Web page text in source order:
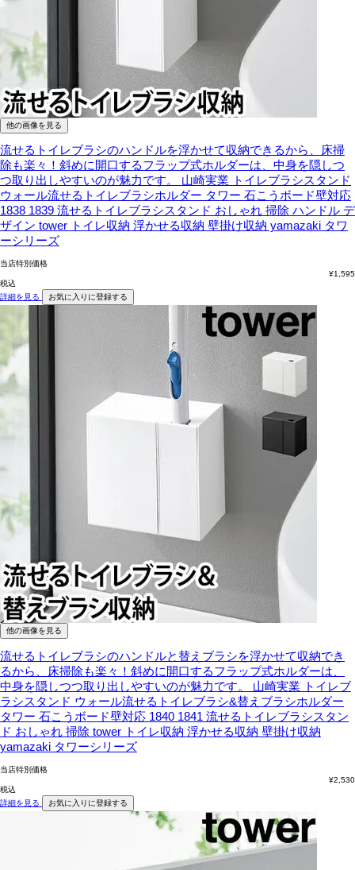
他の画像を見る
流せるトイレブラシのハンドルを浮かせて収納できるから、床掃
除も楽々！斜めに開口するフラップ式ホルダーは、中身を隠しつ
つ取り出しやすいのが魅力です。
山崎実業 トイレブラシスタンド
ウォール流せるトイレブラシホルダー タワー 石こうボード壁対応
1838 1839 流せるトイレブラシスタンド おしゃれ 掃除 ハンドル デ
ザイン tower トイレ収納 浮かせる収納 壁掛け収納 yamazaki タワ
ーシリーズ
当店特別価格
¥1,595
税込
詳細を見る
お気に入りに登録する
他の画像を見る
流せるトイレブラシのハンドルと替えブラシを浮かせて収納でき
るから、床掃除も楽々！斜めに開口するフラップ式ホルダーは、
中身を隠しつつ取り出しやすいのが魅力です。
山崎実業 トイレブ
ラシスタンド ウォール流せるトイレブラシ&替えブラシホルダー
タワー 石こうボード壁対応 1840 1841 流せるトイレブラシスタン
ド おしゃれ 掃除 tower トイレ収納 浮かせる収納 壁掛け収納
yamazaki タワーシリーズ
当店特別価格
¥2,530
税込
詳細を見る
お気に入りに登録する